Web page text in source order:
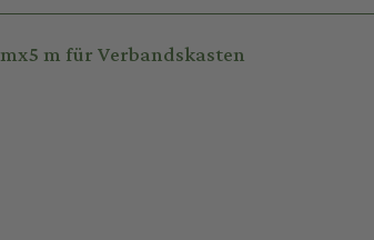
m für Verbandskasten